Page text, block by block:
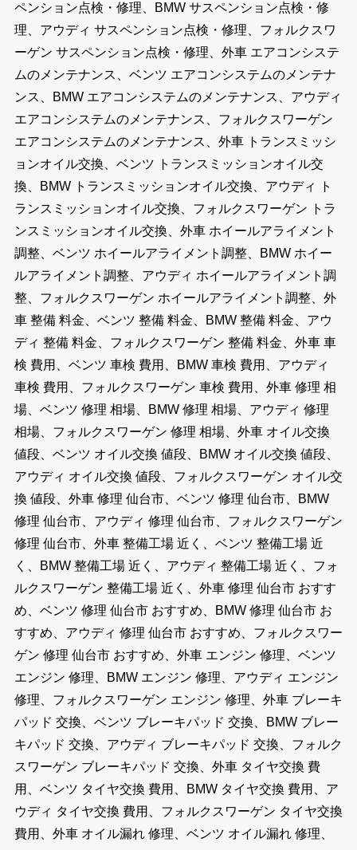
ペンション点検・修理、BMW サスペンション点検・修
理、アウディ サスペンション点検・修理、フォルクスワ
ーゲン サスペンション点検・修理、外車 エアコンシステ
ムのメンテナンス、ベンツ エアコンシステムのメンテナ
ンス、BMW エアコンシステムのメンテナンス、アウディ
エアコンシステムのメンテナンス、フォルクスワーゲン
エアコンシステムのメンテナンス、外車 トランスミッシ
ョンオイル交換、ベンツ トランスミッションオイル交
換、BMW トランスミッションオイル交換、アウディ ト
ランスミッションオイル交換、フォルクスワーゲン トラ
ンスミッションオイル交換、外車 ホイールアライメント
調整、ベンツ ホイールアライメント調整、BMW ホイー
ルアライメント調整、アウディ ホイールアライメント調
整、フォルクスワーゲン ホイールアライメント調整、外
車 整備 料金、ベンツ 整備 料金、BMW 整備 料金、アウ
ディ 整備 料金、フォルクスワーゲン 整備 料金、外車 車
検 費用、ベンツ 車検 費用、BMW 車検 費用、アウディ
車検 費用、フォルクスワーゲン 車検 費用、外車 修理 相
場、ベンツ 修理 相場、BMW 修理 相場、アウディ 修理
相場、フォルクスワーゲン 修理 相場、外車 オイル交換
値段、ベンツ オイル交換 値段、BMW オイル交換 値段、
アウディ オイル交換 値段、フォルクスワーゲン オイル交
換 値段、外車 修理 仙台市、ベンツ 修理 仙台市、BMW
修理 仙台市、アウディ 修理 仙台市、フォルクスワーゲン
修理 仙台市、外車 整備工場 近く、ベンツ 整備工場 近
く、BMW 整備工場 近く、アウディ 整備工場 近く、フォ
ルクスワーゲン 整備工場 近く、外車 修理 仙台市 おすす
め、ベンツ 修理 仙台市 おすすめ、BMW 修理 仙台市 お
すすめ、アウディ 修理 仙台市 おすすめ、フォルクスワー
ゲン 修理 仙台市 おすすめ、外車 エンジン 修理、ベンツ
エンジン 修理、BMW エンジン 修理、アウディ エンジン
修理、フォルクスワーゲン エンジン 修理、外車 ブレーキ
パッド 交換、ベンツ ブレーキパッド 交換、BMW ブレー
キパッド 交換、アウディ ブレーキパッド 交換、フォルク
スワーゲン ブレーキパッド 交換、外車 タイヤ交換 費
用、ベンツ タイヤ交換 費用、BMW タイヤ交換 費用、ア
ウディ タイヤ交換 費用、フォルクスワーゲン タイヤ交換
費用、外車 オイル漏れ 修理、ベンツ オイル漏れ 修理、